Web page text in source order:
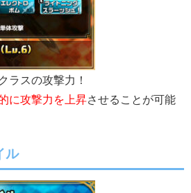
ラスの攻撃力！
に攻撃力を上昇させることが可能
ル